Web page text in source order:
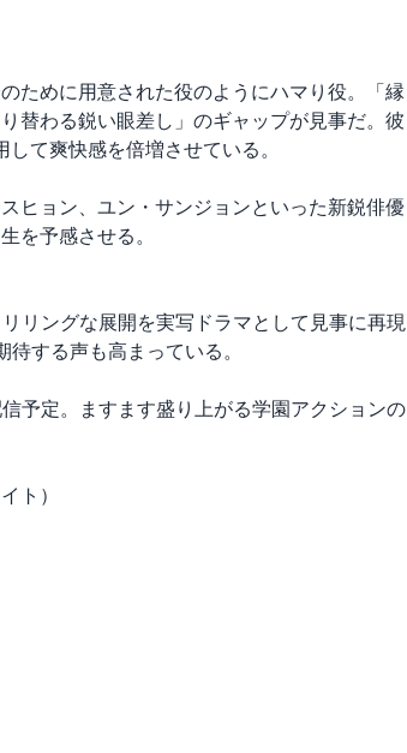
ために用意された役のようにハマり役。「縁
替わる鋭い眼差し」のギャップが見事だ。彼
て爽快感を倍増させている。
ヒョン、ユン・サンジョンといった新鋭俳優
を予感させる。
リングな展開を実写ドラマとして見事に再現
する声も高まっている。
予定。ますます盛り上がる学園アクションの
ト）